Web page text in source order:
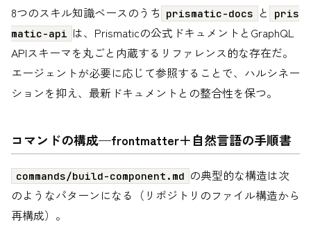
8つのスキル知識ベースのうち prismatic-docs と
pris
matic-api は、Prismaticの公式ドキュメントとGraphQL
APIスキーマを丸ごと内蔵するリファレンス的な存在だ。
エージェントが必要に応じて参照することで、ハルシネー
ションを抑え、最新ドキュメントとの整合性を保つ。
コマンドの構成—frontmatter＋自然言語の手順書
commands/build-component.md の典型的な構造は次
のようなパターンになる（リポジトリのファイル構造から
再構成）。